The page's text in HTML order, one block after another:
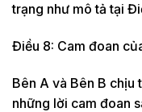
trạng như mô tả tại
Điều 8: Cam đoan
Bên A và Bên B chịu
những lời cam đoan